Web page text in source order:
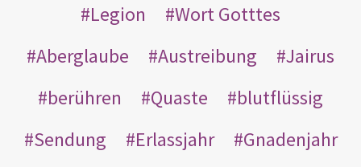
Legion
Wort Gotttes
Aberglaube
Austreibung
Jairus
berühren
Quaste
blutflüssig
Sendung
Erlassjahr
Gnadenjahr